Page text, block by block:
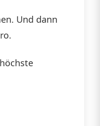
Und dann